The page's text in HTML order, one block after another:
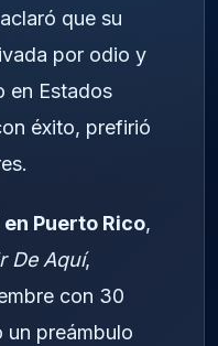
que su
por odio y
en Estados
éxito, prefirió
Puerto Rico,
De Aquí,
con 30
un preámbulo